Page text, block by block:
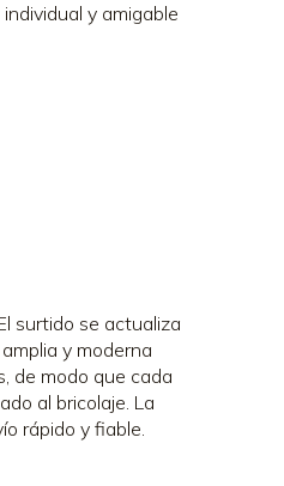
y amigable
surtido se actualiza
y moderna
de modo que cada
al bricolaje. La
rápido y fiable.